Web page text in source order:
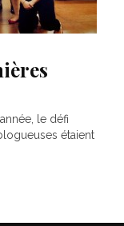
le défi
étaient